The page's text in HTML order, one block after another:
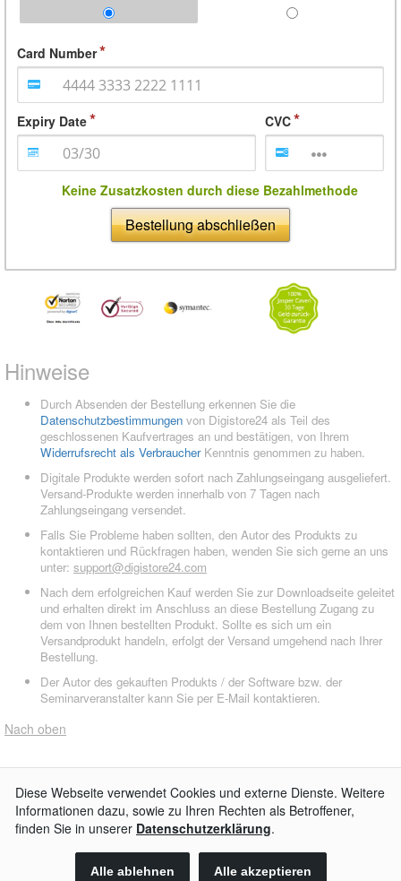
Card Number
Expiry Date CVC
Keine Zusatzkosten durch diese Bezahlmethode
Bestellung abschließen
Hinweise
Durch Absenden der Bestellung erkennen Sie die
Datenschutzbestimmungen von Digistore24 als Teil des
geschlossenen Kaufvertrages an und bestätigen, von Ihrem
Widerrufsrecht als VerbraucherKenntnis genommen zu haben.
Digitale Produkte werden sofort nach Zahlungseingang ausgeliefert.
Versand-Produkte werden innerhalb von 7 Tagen nach
Zahlungseingang versendet.
Falls Sie Probleme haben sollten, den Autor des Produkts zu
kontaktieren und Rückfragen haben, wenden Sie sich gerne an uns
unter: support@digistore24.com
Nach dem erfolgreichen Kauf werden Sie zur Downloadseite geleitet
und erhalten direkt im Anschluss an diese Bestellung Zugang zu
dem von Ihnen bestellten Produkt. Sollte es sich um ein
Versandprodukt handeln, erfolgt der Versand umgehend nach Ihrer
Bestellung.
Der Autor des gekauften Produkts / der Software bzw. der
Seminarveranstalter kann Sie per E-Mail kontaktieren.
Nach oben
AGB Impressum Widerrufsbelehrung
Datenschutzerklärung
Kontakt
© 2026Digistore24 GmbH, alle Rechte vorbehalten